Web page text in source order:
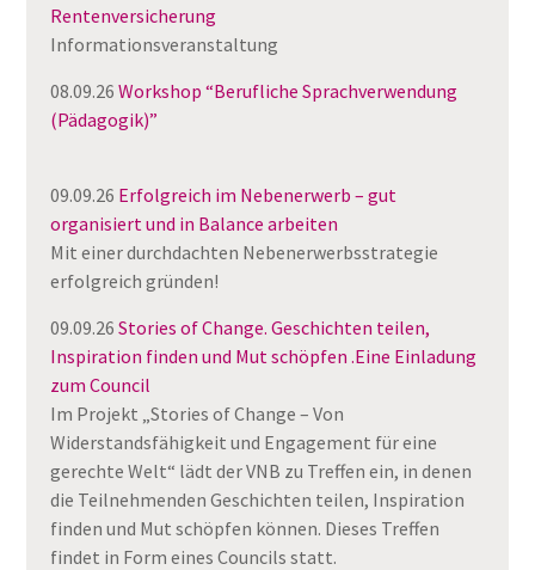
Rentenversicherung
Informationsveranstaltung
08.09.26Workshop “Berufliche Sprachverwendung
(Pädagogik)”
09.09.26 Erfolgreich im Nebenerwerb – gut
organisiert und in Balance arbeiten
Mit einer durchdachten Nebenerwerbsstrategie
erfolgreich gründen!
09.09.26Stories of Change. Geschichten teilen,
Inspiration finden und Mut schöpfen .Eine Einladung
zum Council
Im Projekt „Stories of Change – Von
Widerstandsfähigkeit und Engagement für eine
gerechte Welt“ lädt der VNB zu Treffen ein, in denen
die Teilnehmenden Geschichten teilen, Inspiration
finden und Mut schöpfen können. Dieses Treffen
findet in Form eines Councils statt.